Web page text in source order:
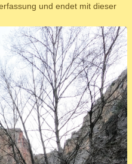
und endet mit dieser